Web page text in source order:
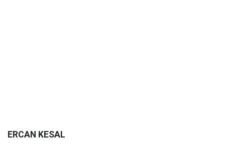
ERCAN KESAL